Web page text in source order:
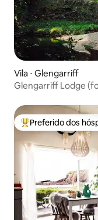
Vila ⋅ Glengarriff
Glengarriff Lodge
Entre os melhores
Preferido dos